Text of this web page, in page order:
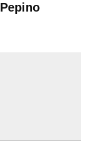
Pepino